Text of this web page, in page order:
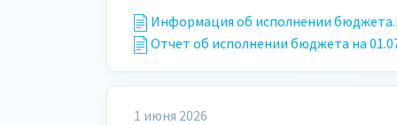
Информация об исполнении
Отчет об исполнении бюджета на
1 июня 2026